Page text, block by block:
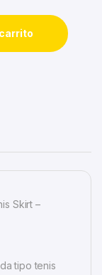
Marino Grand
Skirt –
tipo tenis